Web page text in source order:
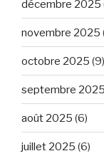
décembre 2025
novembre 2025
octobre 2025 (9)
septembre 2025
août 2025 (6)
juillet 2025 (6)